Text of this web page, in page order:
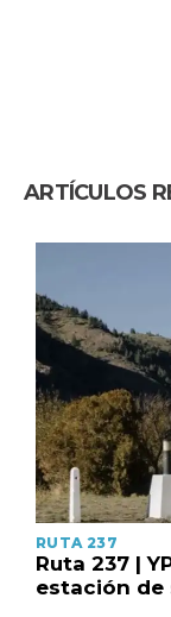
ARTÍCULOS
RUTA 237
Ruta 237 |
estación de